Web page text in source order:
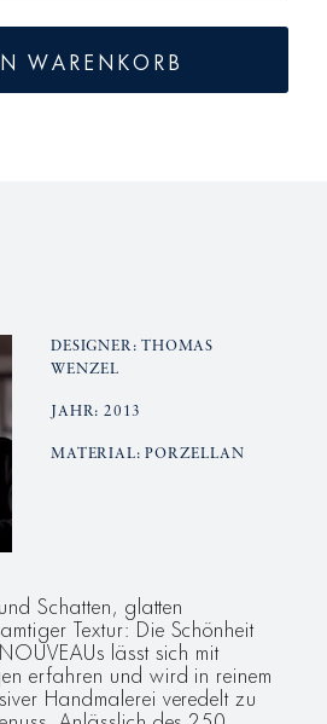
BLANC
WARENKORB
DESIGNER: THOMAS
WENZEL
JAHR: 2013
MATERIAL: PORZELLAN
Schatten, glatten
Textur: Die Schönheit
lässt sich mit
erfahren und wird in reinem
Handmalerei veredelt zu